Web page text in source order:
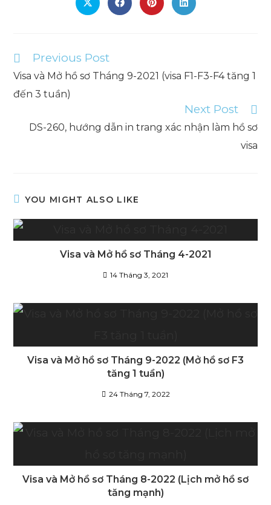
Opens
in
Opens
in
Opens
in
Opens
in
Read
articles
Previous Post
Visa và Mở hồ sơ Tháng 9-2021 (visa F1-F3-F4 tăng 1
đến 3 tuần)
Next Post
DS-260, hướng dẫn in trang xác nhận làm hồ sơ
visa
YOU MIGHT ALSO LIKE
Visa và Mở hồ sơ Tháng 4-2021
14 Tháng 3, 2021
Visa và Mở hồ sơ Tháng 9-2022 (Mở hồ sơ F3
tăng 1 tuần)
24 Tháng 7, 2022
Visa và Mở hồ sơ Tháng 8-2022 (Lịch mở hồ sơ
tăng mạnh)